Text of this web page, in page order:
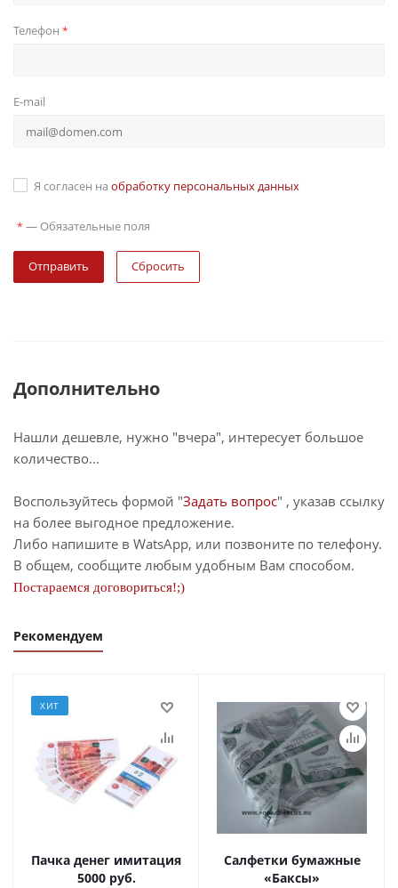
Телефон *
E-mail
Я согласен на обработку персональных данных
* — Обязательные поля
Сбросить
Дополнительно
Нашли дешевле, нужно "вчера", интересует большое
количество...
Воспользуйтесь формой "Задать вопрос" , указав ссылку
на более выгодное предложение.
Либо напишите в WatsApp, или позвоните по телефону.
В общем, сообщите любым удобным Вам способом.
Постараемся договориться!;)
Рекомендуем
ХИТ
Пачка денег имитация
5000 руб.
Салфетки бумажные
«Баксы»